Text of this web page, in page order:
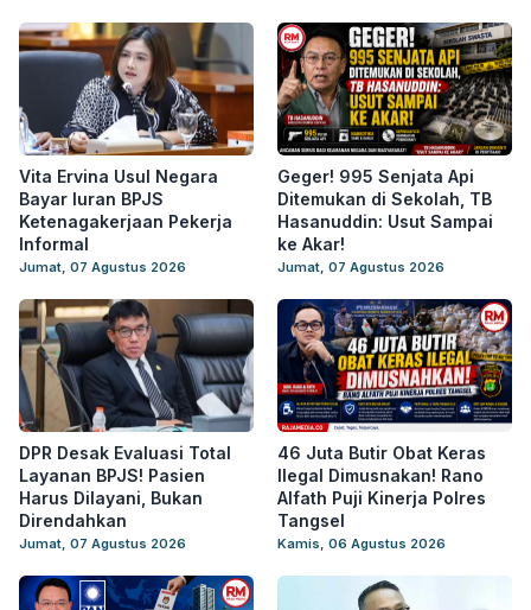
Vita Ervina Usul Negara
Bayar Iuran BPJS
Ketenagakerjaan Pekerja
Informal
Jumat, 07 Agustus 2026
Geger! 995 Senjata Api
Ditemukan di Sekolah, TB
Hasanuddin: Usut Sampai
ke Akar!
Jumat, 07 Agustus 2026
DPR Desak Evaluasi Total
Layanan BPJS! Pasien
Harus Dilayani, Bukan
Direndahkan
Jumat, 07 Agustus 2026
46 Juta Butir Obat Keras
Ilegal Dimusnakan! Rano
Alfath Puji Kinerja Polres
Tangsel
Kamis, 06 Agustus 2026